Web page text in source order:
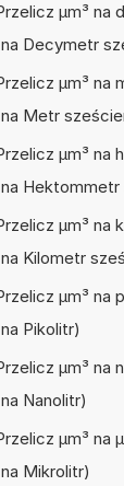
µm³ na
Decymetr
µm³ na
Metr
µm³ na
Hektommetr
µm³ na
Kilometr
µm³ na
Pikolitr)
µm³ na
Nanolitr)
µm³ na
Mikrolitr)